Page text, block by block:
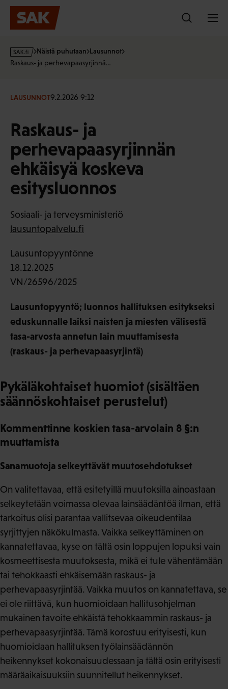
Hyppää
sisältöön
s
a
f
Näistä puhutaan Lausunnot
Raskaus- ja perhevapaasyrjinnä…
LAUSUNNOT9.2.2026 9:12
Raskaus- ja
perhevapaasyrjinnän
ehkäisyä koskeva
esitysluonnos
Sosiaali- ja terveysministeriö
lausuntopalvelu.fi
Lausuntopyyntönne
18.12.2025
VN/26596/2025
Lausuntopyyntö; luonnos hallituksen esitykseksi
eduskunnalle laiksi naisten ja miesten välisestä
tasa-arvosta annetun lain muuttamisesta
(raskaus- ja perhevapaasyrjintä)
Pykäläkohtaiset huomiot (sisältäen
säännöskohtaiset perustelut)
Kommenttinne koskien tasa-arvolain 8 §:n
muuttamista
Sanamuotoja selkeyttävät muutosehdotukset
On valitettavaa, että esitetyillä muutoksilla ainoastaan
selkeytetään voimassa olevaa lainsäädäntöä ilman, että
tarkoitus olisi parantaa vallitsevaa oikeudentilaa
syrjittyjen näkökulmasta. Vaikka selkeyttäminen on
kannatettavaa, kyse on tältä osin loppujen lopuksi vain
kosmeettisesta muutoksesta, mikä ei tule vähentämään
tai tehokkaasti ehkäisemään raskaus- ja
perhevapaasyrjintää. Vaikka muutos on kannatettava, se
ei ole riittävä, kun huomioidaan hallitusohjelman
mukainen tavoite ehkäistä tehokkaammin raskaus- ja
perhevapaasyrjintää. Tämä korostuu erityisesti, kun
huomioidaan hallituksen työlainsäädännön
heikennykset kokonaisuudessaan ja tältä osin erityisesti
määräaikaisuuksiin suunnitellut heikennykset.